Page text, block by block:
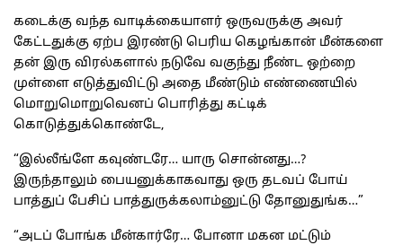
கடைக்கு வந்த வாடிக்கையாளர் ஒருவருக்கு அவர்
கேட்டதுக்கு ஏற்ப இரண்டு பெரிய கெழங்கான் மீன்களை
தன் இரு விரல்களால் நடுவே வகுந்து நீண்ட ஒற்றை
முள்ளை எடுத்துவிட்டு அதை மீண்டும் எண்ணையில்
மொறுமொறுவெனப் பொரித்து கட்டிக்
கொடுத்துக்கொண்டே,
“இல்லீங்ளே கவுண்டரே… யாரு சொன்னது…?
இருந்தாலும் பையனுக்காகவாது ஒரு தடவப் போய்
பாத்துப் பேசிப் பாத்துருக்கலாம்னுட்டு தோனுதுங்க…”
“அடப் போங்க மீன்கார்ரே… போனா மகன மட்டும்